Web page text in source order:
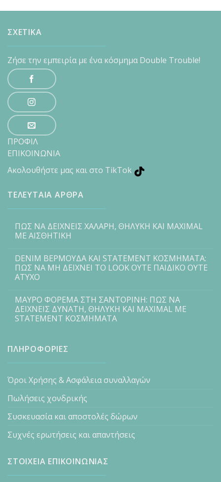
ΣΧΕΤΙΚΑ
Ζήσε την εμπειρία με ένα κόσμημα Double Trouble!
ΠΡΟΦΙΛ
ΕΠΙΚΟΙΝΩΝΙΑ
Ακολουθήστε μας και στο TikTok
ΤΕΛΕΥΤΑΙΑ ΑΡΘΡΑ
ΠΩΣ ΝΑ ΔΕΙΧΝΕΙΣ ΧΑΛΑΡΗ, ΘΗΛΥΚΗ ΚΑΙ MAXIMAL
ΜΕ ΑΙΣΘΗΤΙΚΗ
DENIM ΒΕΡΜΟΥΔΑ ΚΑΙ STATEMENT ΚΟΣΜΗΜΑΤΑ:
ΠΩΣ ΝΑ ΜΗ ΔΕΙΧΝΕΙ ΤΟ LOOK ΟΥΤΕ ΠΑΙΔΙΚΟ ΟΥΤΕ
ΑΤΥΧΟ
ΜΑΥΡΟ ΦΟΡΕΜΑ ΣΤΗ ΣΑΝΤΟΡΙΝΗ: ΠΩΣ ΝΑ
ΔΕΙΧΝΕΙΣ ΔΥΝΑΤΗ, ΘΗΛΥΚΗ ΚΑΙ MAXIMAL ΜΕ
STATEMENT ΚΟΣΜΗΜΑΤΑ
ΠΛΗΡΟΦΟΡΙΕΣ
Όροι Χρήσης & Ασφάλεια συναλλαγών
Πωλήσεις χονδρικής
Συσκευασία και αποστολές δώρων
Συχνές ερωτήσεις και απαντήσεις
ΣΤΟΙΧΕΙΑ ΕΠΙΚΟΙΝΩΝΙΑΣ